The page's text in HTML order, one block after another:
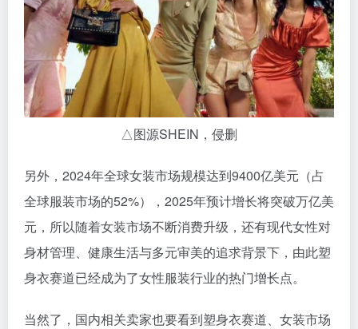
△图源SHEIN，侵删
另外，2024年全球女装市场规模达到9400亿美元（占
全球服装市场的52%），2025年预计增长将突破万亿美
元，所以随着女装市场不断消费升级，还有现代女性对
身材管理、健康生活与多元审美的追求背景下，由此塑
身衣赛道已经成为了女性服装行业的热门增长点。
当然了，国内相关卖家也要看到塑身衣赛道、女装市场